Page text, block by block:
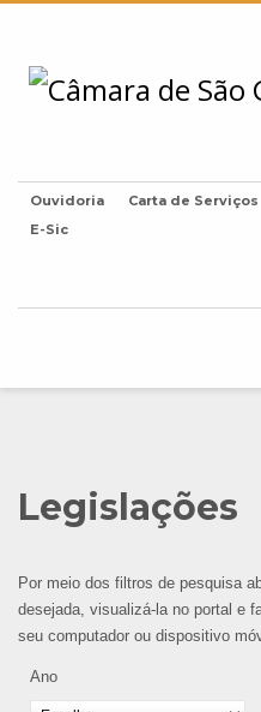
Ouvidoria Carta de Serviços
E-Sic
Legislações
Por meio dos filtros de pesquisa
desejada, visualizá-la no portal e
seu computador ou dispositivo
Ano